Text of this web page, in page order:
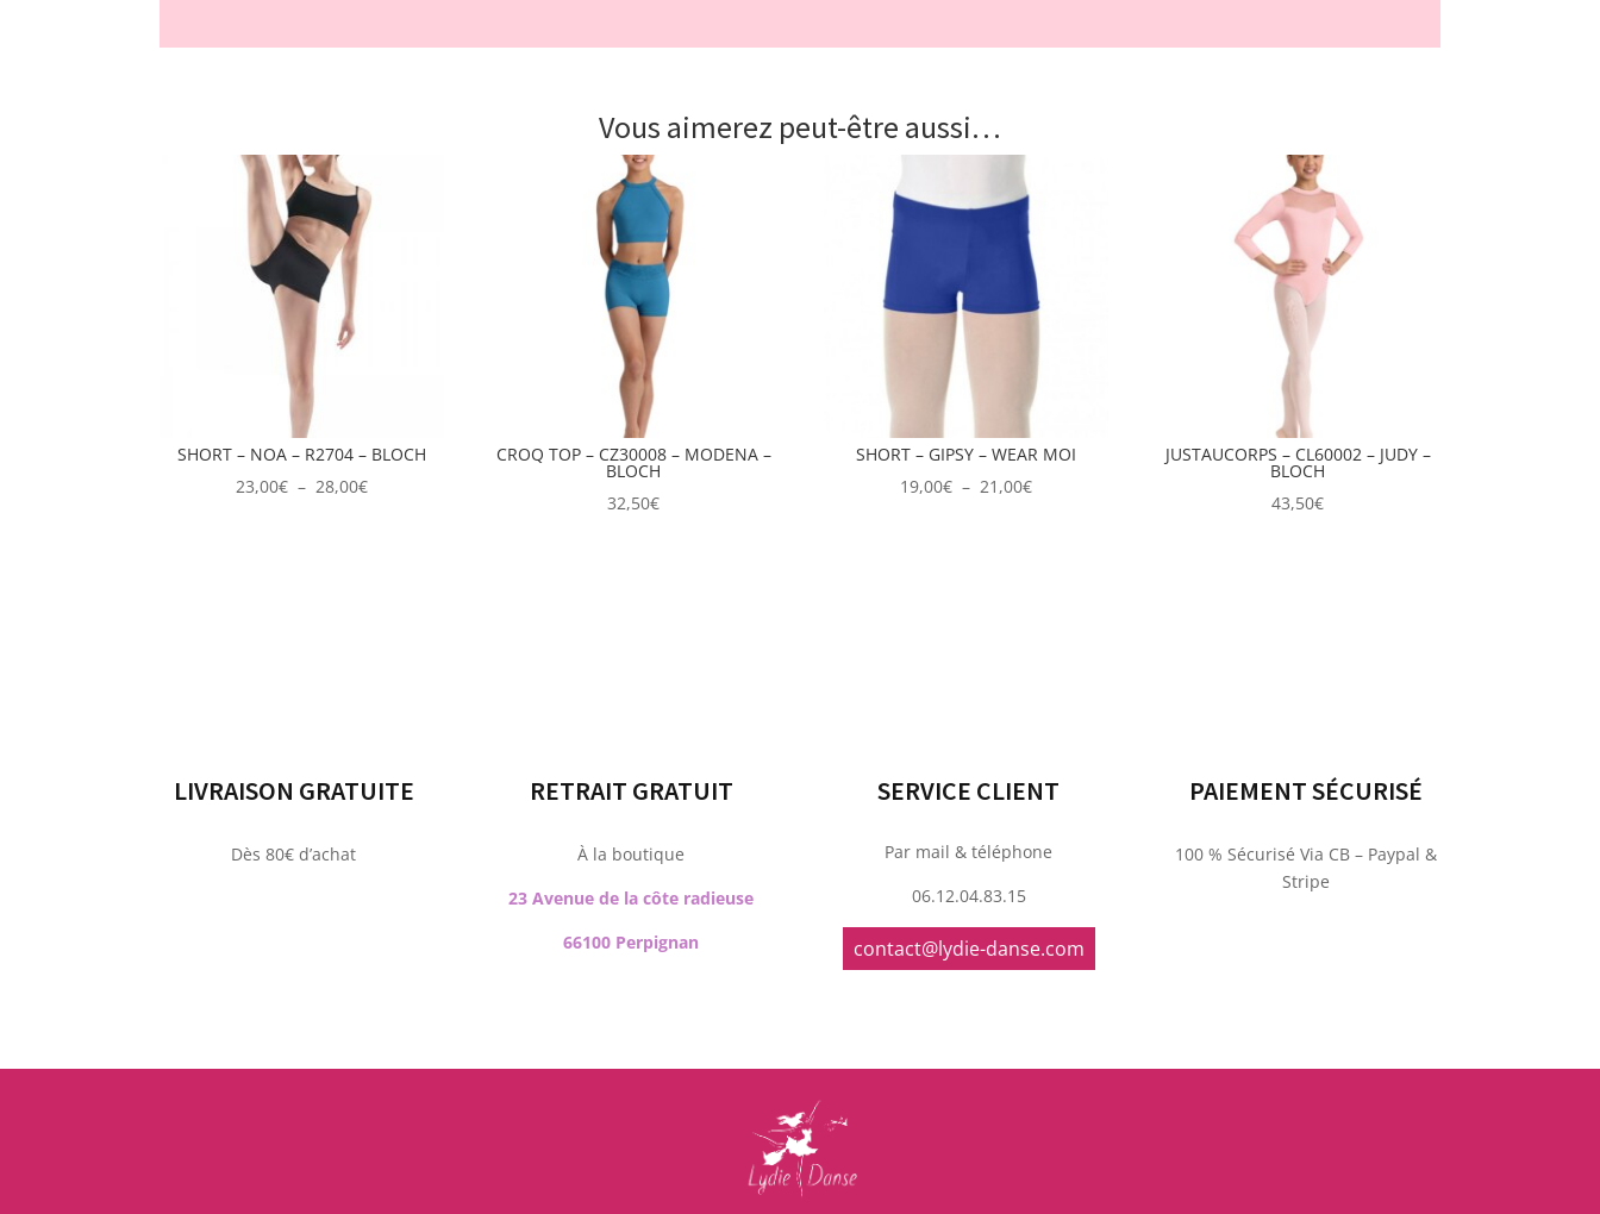
Vous aimerez peut-être aussi…
SHORT – NOA – R2704 – BLOCH
23,00€ – 28,00€Plage
CROQ TOP – CZ30008 – MODENA –
BLOCH
32,50€
SHORT – GIPSY – WEAR MOI
19,00€ – 21,00€Plage
JUSTAUCORPS – CL60002 – JUDY –
BLOCH
43,50€
LIVRAISON GRATUITE
Dès 80€ d’achat
RETRAIT GRATUIT
À la boutique
23 Avenue de la côte radieuse
66100 Perpignan
SERVICE CLIENT
Par mail & téléphone
06.12.04.83.15
contact@lydie-danse.com
PAIEMENT SÉCURISÉ
100 % Sécurisé Via CB – Paypal &
Stripe